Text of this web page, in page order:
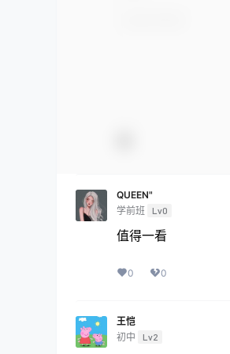
QUEEN"
学前班 Lv0
值得一看
0 0
王恺
初中
Lv2